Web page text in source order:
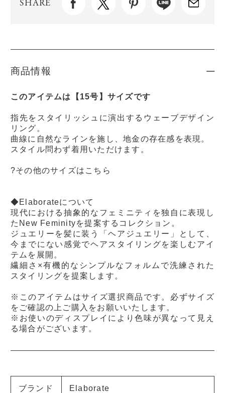
SHARE
商品情報
このアイテムは【15号】サイズです
指先をスタイリッシュに演出するウェーブデザイン
リング。
曲線に自然なラインを施し、地金の存在感を表現。
スタイル問わず着用いただけます。
?その他のサイズはこちら
◆Elaborateについて
現代における抽象的なフェミニティを独自に表現し
たNew Feminityを提案するコレクション。
ジュエリーを髪に装う「ヘアジュエリー」として、
今までにない感覚でヘアスタイリングを楽しむアイ
テムを展開。
繊細さ×有機的なシンプルなフォルムで洗練された
スタイリングを提案します。
※このアイテムはサイズ選択商品です。必ずサイズ
をご確認の上ご購入をお願いいたします。
※お使いのディスプレイにより色味が異なって見え
る場合がございます。
ブランド Elaborate